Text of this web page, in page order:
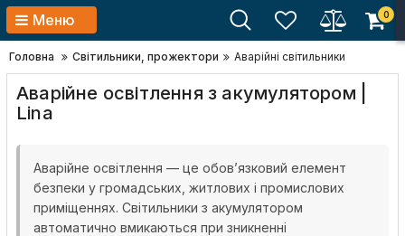
Меню 0
Головна Світильники, прожектори Аварійні світильники
Аварійне освітлення з акумулятором |
Lina
Аварійне освітлення — це обов’язковий елемент
безпеки у громадських, житлових і промислових
приміщеннях. Світильники з акумулятором
автоматично вмикаються при зникненні